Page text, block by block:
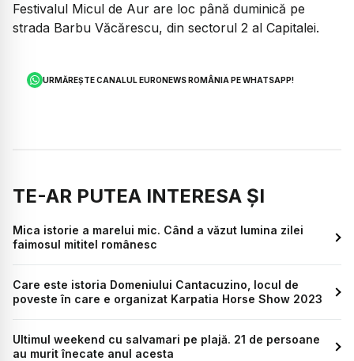
Festivalul Micul de Aur are loc până duminică pe
strada Barbu Văcărescu, din sectorul 2 al Capitalei.
URMĂREȘTE CANALUL EURONEWS ROMÂNIA PE WHATSAPP!
TE-AR PUTEA INTERESA ȘI
Mica istorie a marelui mic. Când a văzut lumina zilei
faimosul mititel românesc
Care este istoria Domeniului Cantacuzino, locul de
poveste în care e organizat Karpatia Horse Show 2023
Ultimul weekend cu salvamari pe plajă. 21 de persoane
au murit înecate anul acesta